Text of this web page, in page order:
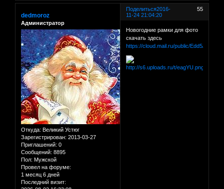
Поделиться 55
2016-
11-24 21:04:20
dedmoroz
Администратор
Откуда: Великий Устюг
Зарегистрирован: 2013-03-27
Приглашений: 0
Сообщений: 8895
Пол: Мужской
Провел на форуме:
1 месяц 6 дней
Последний визит:
Новогодние рамки для фото
скачать здесь
https://cloud.mail.ru/public/Edd5/